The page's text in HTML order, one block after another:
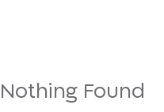
Nothing Found